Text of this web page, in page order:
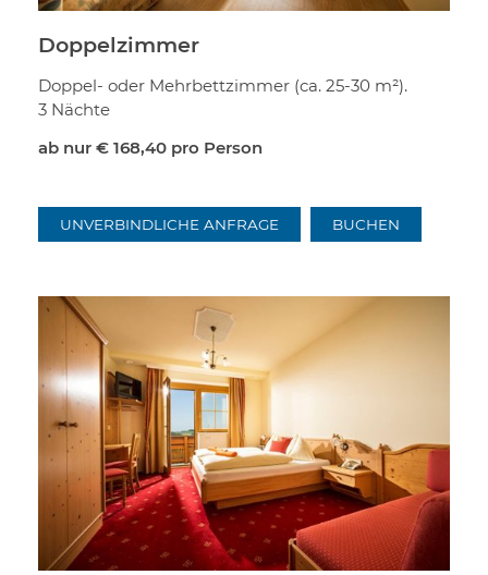
Doppelzimmer
Doppel- oder Mehrbettzimmer (ca. 25-30 m²).
3 Nächte
ab nur € 168,40 pro Person
UNVERBINDLICHE ANFRAGE BUCHEN